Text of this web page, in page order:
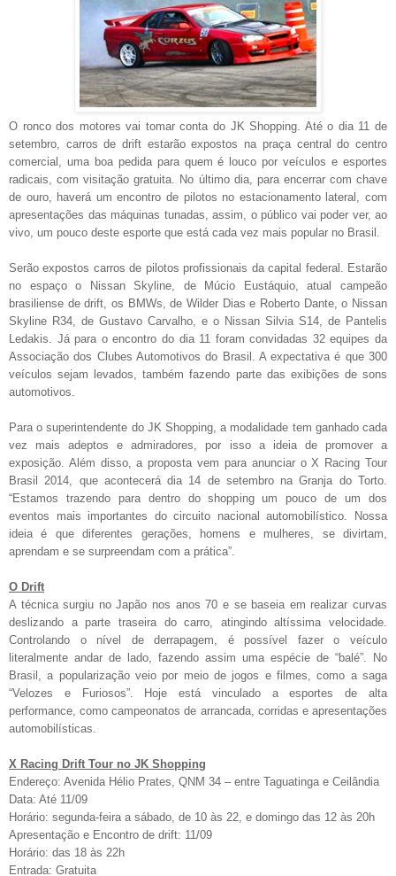
O ronco dos motores vai tomar conta do JK Shopping. Até o dia 11 de
setembro, carros de drift estarão expostos na praça central do centro
comercial, uma boa pedida para quem é louco por veículos e esportes
radicais, com visitação gratuita. No último dia, para encerrar com chave
de ouro, haverá um encontro de pilotos no estacionamento lateral, com
apresentações das máquinas tunadas, assim, o público vai poder ver, ao
vivo, um pouco deste esporte que está cada vez mais popular no Brasil.
Serão expostos carros de pilotos profissionais da capital federal. Estarão
no espaço o Nissan Skyline, de Múcio Eustáquio, atual campeão
brasiliense de drift, os BMWs, de Wilder Dias e Roberto Dante, o Nissan
Skyline R34, de Gustavo Carvalho, e o Nissan Silvia S14, de Pantelis
Ledakis. Já para o encontro do dia 11 foram convidadas 32 equipes da
Associação dos Clubes Automotivos do Brasil. A expectativa é que 300
veículos sejam levados, também fazendo parte das exibições de sons
automotivos.
Para o superintendente do JK Shopping, a modalidade tem ganhado cada
vez mais adeptos e admiradores, por isso a ideia de promover a
exposição. Além disso, a proposta vem para anunciar o X Racing Tour
Brasil 2014, que acontecerá dia 14 de setembro na Granja do Torto.
“Estamos trazendo para dentro do shopping um pouco de um dos
eventos mais importantes do circuito nacional automobilístico. Nossa
ideia é que diferentes gerações, homens e mulheres, se divirtam,
aprendam e se surpreendam com a prática”.
O Drift
A técnica surgiu no Japão nos anos 70 e se baseia em realizar curvas
deslizando a parte traseira do carro, atingindo altíssima velocidade.
Controlando o nível de derrapagem, é possível fazer o veículo
literalmente andar de lado, fazendo assim uma espécie de “balé”. No
Brasil, a popularização veio por meio de jogos e filmes, como a saga
“Velozes e Furiosos”. Hoje está vinculado a esportes de alta
performance, como campeonatos de arrancada, corridas e apresentações
automobilísticas.
X Racing Drift Tour no JK Shopping
Endereço: Avenida Hélio Prates, QNM 34 – entre Taguatinga e Ceilândia
Data: Até 11/09
Horário: segunda-feira a sábado, de 10 às 22, e domingo das 12 às 20h
Apresentação e Encontro de drift: 11/09
Horário: das 18 às 22h
Entrada: Gratuita